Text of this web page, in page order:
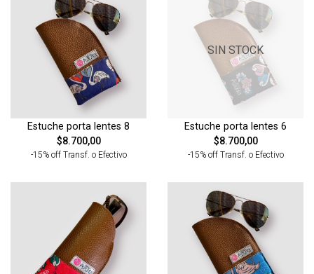
Estuche porta lentes 8
$8.700,00
-15% off Transf. o Efectivo
SIN STOCK
Estuche porta lentes 6
$8.700,00
-15% off Transf. o Efectivo